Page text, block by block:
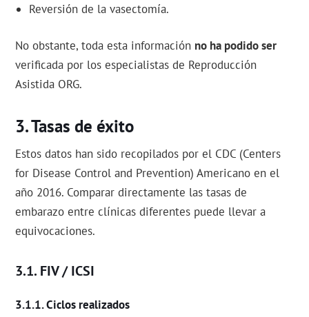
Reversión de la vasectomía.
No obstante, toda esta información no ha podido ser
verificada por los especialistas de Reproducción
Asistida ORG.
Tasas de éxito
Estos datos han sido recopilados por el CDC (Centers
for Disease Control and Prevention) Americano en el
año 2016. Comparar directamente las tasas de
embarazo entre clínicas diferentes puede llevar a
equivocaciones.
FIV / ICSI
Ciclos realizados